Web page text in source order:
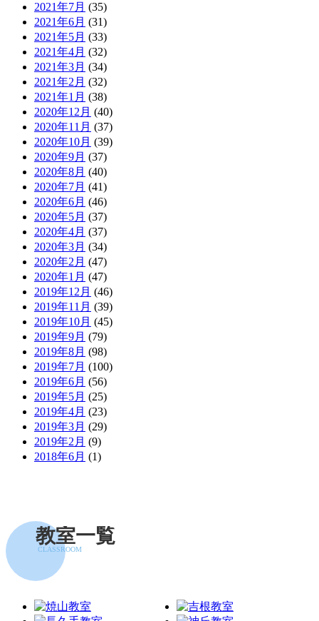
2021年7月 (35)
2021年6月 (31)
2021年5月 (33)
2021年4月 (32)
2021年3月 (34)
2021年2月 (32)
2021年1月 (38)
2020年12月 (40)
2020年11月 (37)
2020年10月 (39)
2020年9月 (37)
2020年8月 (40)
2020年7月 (41)
2020年6月 (46)
2020年5月 (37)
2020年4月 (37)
2020年3月 (34)
2020年2月 (47)
2020年1月 (47)
2019年12月 (46)
2019年11月 (39)
2019年10月 (45)
2019年9月 (79)
2019年8月 (98)
2019年7月 (100)
2019年6月 (56)
2019年5月 (25)
2019年4月 (23)
2019年3月 (29)
2019年2月 (9)
2018年6月 (1)
教室一覧
CLASSROOM